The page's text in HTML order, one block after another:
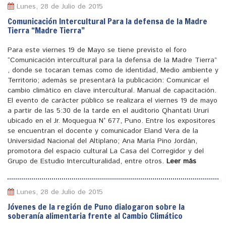
"Maestría en Religiones y culturas Andinas"
Lunes, 28 de Julio de 2015
Comunicación Intercultural Para la defensa de la Madre
Tierra “Madre Tierra”
Para este viernes 19 de Mayo se tiene previsto el foro
“Comunicación intercultural para la defensa de la Madre Tierra”
, donde se tocaran temas como de identidad, Medio ambiente y
Territorio; además se presentará la publicación: Comunicar el
cambio climático en clave intercultural. Manual de capacitación.
El evento de carácter público se realizara el viernes 19 de mayo
a partir de las 5:30 de la tarde en el auditorio Qhantati Ururi
ubicado en el Jr. Moquegua N° 677, Puno. Entre los expositores
se encuentran el docente y comunicador Eland Vera de la
Universidad Nacional del Altiplano; Ana María Pino Jordán,
promotora del espacio cultural La Casa del Corregidor y del
Grupo de Estudio Interculturalidad, entre otros. Leer más
Lunes, 28 de Julio de 2015
Jóvenes de la región de Puno dialogaron sobre la
soberanía alimentaria frente al Cambio Climático